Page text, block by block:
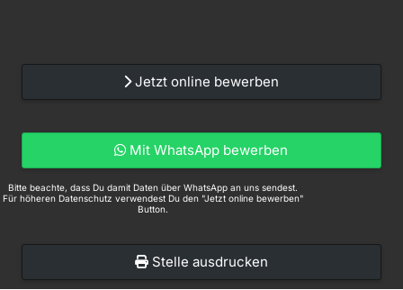
Jetzt online bewerben
Mit WhatsApp bewerben
Bitte beachte, dass Du damit Daten über WhatsApp an uns sendest.
Für höheren Datenschutz verwendest Du den "Jetzt online bewerben"
Button.
Stelle ausdrucken